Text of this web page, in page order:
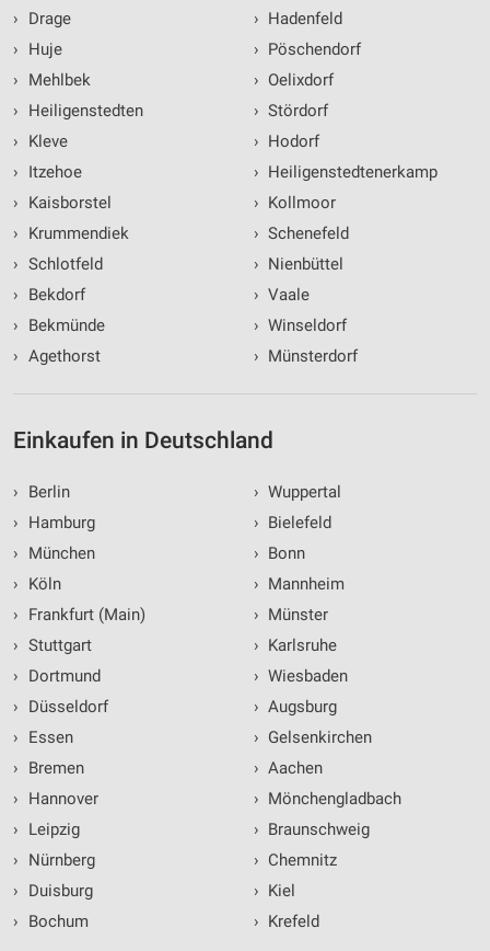
›
Drage
›
Huje
›
Mehlbek
›
Heiligenstedten
›
Kleve
›
Itzehoe
›
Kaisborstel
›
Krummendiek
› Schlotfeld
›
Bekdorf
›
Bekmünde
› Agethorst
› Hadenfeld
› Pöschendorf
› Oelixdorf
› Stördorf
› Hodorf
› Heiligenstedtenerkamp
› Kollmoor
› Schenefeld
› Nienbüttel
› Vaale
› Winseldorf
› Münsterdorf
Einkaufen in Deutschland
›
Berlin
›
Hamburg
›
München
›
Köln
›
Frankfurt (Main)
› Stuttgart
›
Dortmund
›
Düsseldorf
›
Essen
›
Bremen
›
Hannover
›
Leipzig
›
Nürnberg
›
Duisburg
›
Bochum
› Wuppertal
› Bielefeld
› Bonn
› Mannheim
› Münster
› Karlsruhe
› Wiesbaden
› Augsburg
› Gelsenkirchen
› Aachen
› Mönchengladbach
› Braunschweig
› Chemnitz
› Kiel
› Krefeld